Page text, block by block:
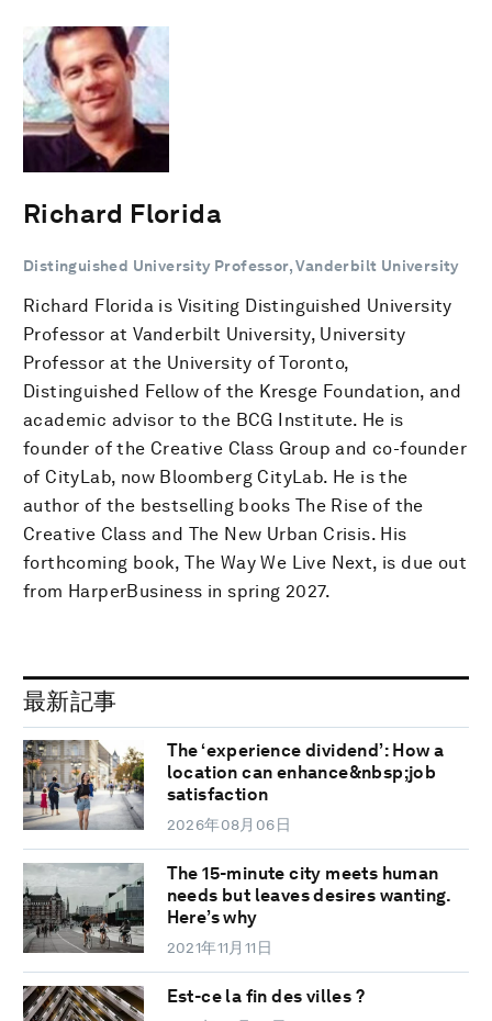
Richard Florida
Distinguished University Professor, Vanderbilt University
Richard Florida is Visiting Distinguished University
Professor at Vanderbilt University, University
Professor at the University of Toronto,
Distinguished Fellow of the Kresge Foundation, and
academic advisor to the BCG Institute. He is
founder of the Creative Class Group and co-founder
of CityLab, now Bloomberg CityLab. He is the
author of the bestselling books The Rise of the
Creative Class and The New Urban Crisis. His
forthcoming book, The Way We Live Next, is due out
from HarperBusiness in spring 2027.
最新記事
The ‘experience dividend’: How a
location can enhance&nbsp;job
satisfaction
2026年08月06日
The 15-minute city meets human
needs but leaves desires wanting.
Here’s why
2021年11月11日
Est-ce la fin des villes ?